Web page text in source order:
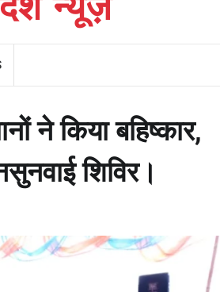
ने किया बहिष्कार,
शिविर।